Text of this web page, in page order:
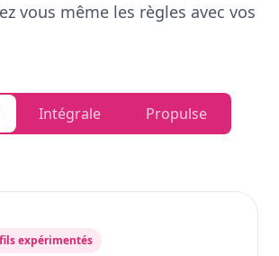
vous même les règles avec vos
Intégrale Propulse
expérimentés